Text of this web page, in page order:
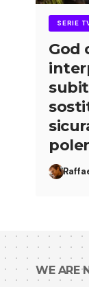
SERIE
God
WE ARE